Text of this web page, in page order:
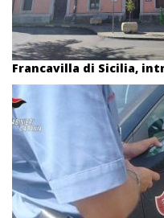
Francavilla di Sicilia,